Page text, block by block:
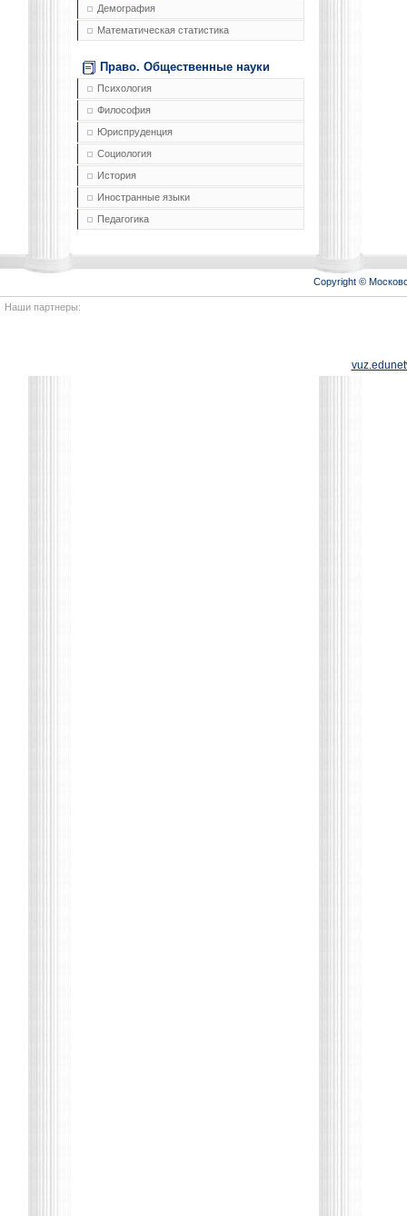
Демография
Математическая статистика
Право. Общественные науки
Психология
Философия
Юриспруденция
Социология
История
Иностранные языки
Педагогика
Copyright ©
Наши партнеры: